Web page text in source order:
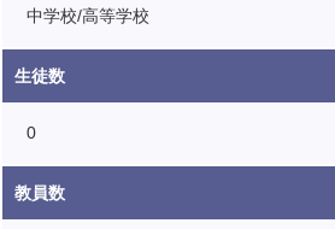
中学校/高等学校
生徒数
0
教員数